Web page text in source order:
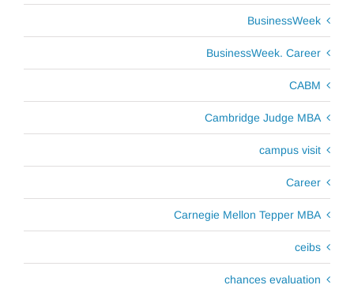
BusinessWeek
BusinessWeek. Career
CABM
Cambridge Judge MBA
campus visit
Career
Carnegie Mellon Tepper MBA
ceibs
chances evaluation